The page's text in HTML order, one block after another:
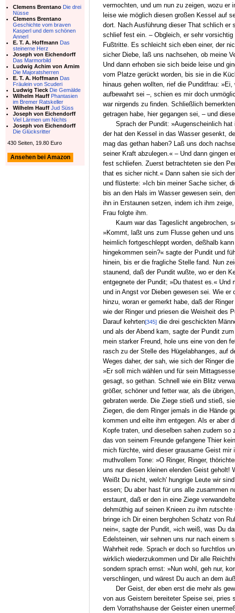
vermochten, und um nun zu zeigen, wozu er
leise wie möglich diesen großen Kessel auf
dort. Nach Ausführung dieser That schlich
schlief fest ein. – Obgleich, er sehr
Fußtritte. Es schleicht sich eben einer, der
sicher Diebe, laß uns nachsehen, ob meine
Und dann erhoben sie sich beide leise und
vom Platze gerückt worden, bis sie in die
hinaus gehen wollten, rief die Punditfrau:
aufbewahrt sei –, schien es mir doch
war nirgends zu finden. Schließlich
getragen habe, hier gegangen sei, – und
Sprach der Pundit: »Augenscheinlich
der hat den Kessel in das Wasser gesenkt,
mag das gethan haben? Laß uns doch
seiner Kraft abzulegen.« – Und dann gingen
fest schliefen. Zuerst betrachteten sie den
that es sicher nicht.« Dann sahen sie sich
und flüsterte: »Ich bin meiner Sache sicher,
bis an den Hals im Wasser gewesen sein,
ihn in Erstaunen setzen, indem ich ihm
Frau folgte ihm.
Kaum war das Tageslicht angebrochen,
»Kommt, laßt uns zum Flusse gehen und
heimlich fortgeschleppt worden, deßhalb
hingekommen sein?« sagte der Pundit und
hinein, bis er die fragliche Stelle fand. Nun
staunend, daß der Pundit wußte, wo er den
entgegnete der Pundit; »Du thatest es.« Und
und in Angst vor Dieben gewesen sei. Wie
hinzu, woran er gemerkt habe, daß der
wie der Ringer und priesen die Weisheit des
Darauf kehrten[345]die drei geschickten
und als der Abend kam, sagte der Pundit
mein starker Freund, hole uns eine von den
rasch zu der Stelle des Hügelabhanges, auf
Weges daher, der sah, wie sich der Ringer
»Er soll mich wählen und für sein
gesagt, so gethan. Schnell wie ein Blitz
größer, schöner und fetter war, als die
gebraten werde. Die Ziege stieß und stieß,
Ziegen, die dem Ringer jemals in die Hände
kommen und eilte ihm entgegen. Als er aber
Kopfe traten, und dieselben sahen zudem
das von seinem Freunde gefangene Thier
mich fürchte, wird dieser grausame Geist
muthvollem Tone: »O Ringer, Ringer,
uns nur diesen kleinen elenden Geist geholt!
Weißt Du nicht, welch' hungrige Leute wir
essen; Du aber hast für uns alle zusammen
erstaunt, daß er den in eine Ziege
dehmüthig auf seinen Knieen zu ihm
bringe ich Dir einen berghohen Schatz von
nein«, sagte der Pundit, »ich weiß, was Du
Edelsteinen, wir sehnen uns nur nach
Wahrheit rede. Sprach er doch so furchtlos
wirklich wiederzukommen und Dir alle
sondern sprach ernst: »Nun wohl, geh nur,
verschlingen, und wärest Du auch an dem
Der Geist, der eben erst die mehr als
von aus Geistern bereiteter Speise sei,
dem Vorrathshause der Geister einen
Clemens Brentano Die drei
Nüsse
Clemens Brentano
Geschichte vom braven
Kasperl und dem schönen
Annerl
E. T. A. Hoffmann Das
steinerne Herz
Joseph von Eichendorff
Das Marmorbild
Ludwig Achim von Arnim
Die Majoratsherren
E. T. A. Hoffmann Das
Fräulein von Scuderi
Ludwig Tieck Die Gemälde
Wilhelm Hauff Phantasien
im Bremer Ratskeller
Wilhelm Hauff Jud Süss
Joseph von Eichendorff
Viel Lärmen um Nichts
Joseph von Eichendorff
Die Glücksritter
430 Seiten, 19.80 Euro
Ansehen bei Amazon